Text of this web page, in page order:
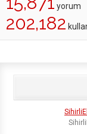
yorum
202,182